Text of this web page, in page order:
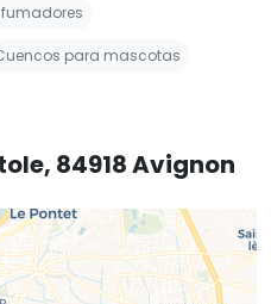
para mascotas
84918 Avignon